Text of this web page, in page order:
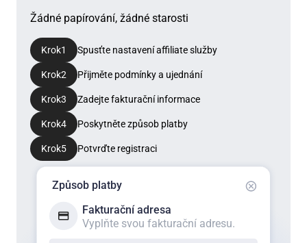
Žádné papírování, žádné starosti
Krok1 Spusťte nastavení affiliate služby
Krok2 Přijměte podmínky a ujednání
Krok3 Zadejte fakturační informace
Krok4 Poskytněte způsob platby
Krok5 Potvrďte registraci
Způsob platby
Fakturační adresa
Vyplňte svou fakturační adresu.